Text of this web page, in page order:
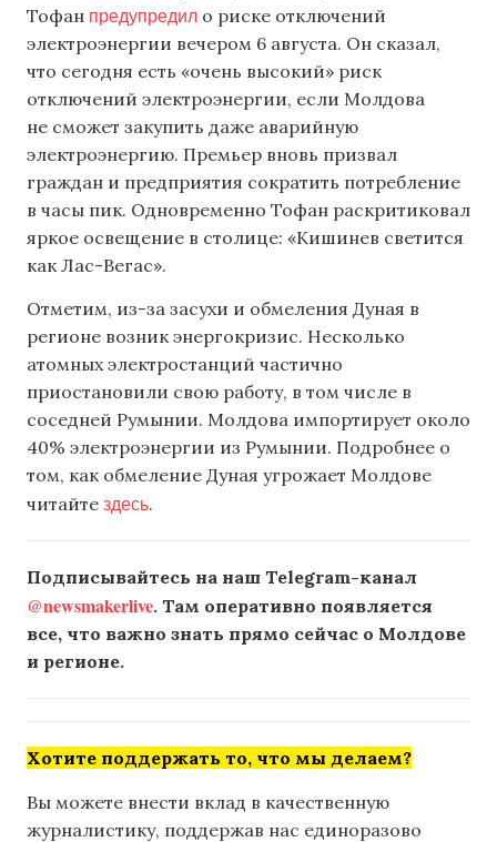
Тофан предупредил о риске отключений
электроэнергии вечером 6 августа. Он сказал,
что сегодня есть «очень высокий» риск
отключений электроэнергии, если Молдова
не сможет закупить даже аварийную
электроэнергию. Премьер вновь призвал
граждан и предприятия сократить потребление
в часы пик. Одновременно Тофан раскритиковал
яркое освещение в столице: «Кишинев светится
как Лас-Вегас».
Отметим, из-за засухи и обмеления Дуная в
регионе возник энергокризис. Несколько
атомных электростанций частично
приостановили свою работу, в том числе в
соседней Румынии. Молдова импортирует около
40% электроэнергии из Румынии. Подробнее о
том, как обмеление Дуная угрожает Молдове
читайте здесь.
Подписывайтесь на наш Telegram-канал
@newsmakerlive. Там оперативно появляется
все, что важно знать прямо сейчас о Молдове
и регионе.
Хотите поддержать то, что мы делаем?
Вы можете внести вклад в качественную
журналистику, поддержав нас единоразово